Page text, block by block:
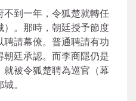
到一年，令狐楚就轉任
。那時，朝廷授予節度
請幕僚。普通聘請有功
廷承認。而李商隱仍是
被令狐楚聘為巡官（幕
。